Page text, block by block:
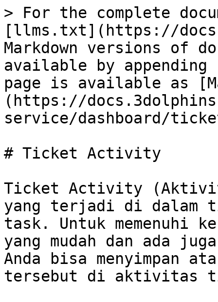
> For the complete
[llms.txt](https://
Markdown versions of
available by
page is available as
(https://
service/dashboard/
# Ticket Activity
Ticket Activity
yang terjadi di dalam
task. Untuk memenuhi
yang mudah dan ada
Anda bisa menyimpan
tersebut di aktivitas